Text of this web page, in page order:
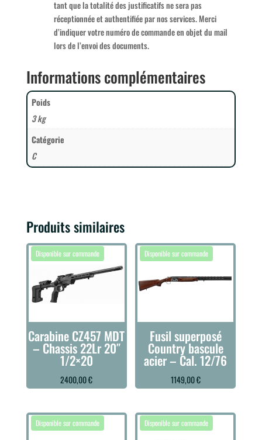
tant que la totalité des justificatifs ne sera pas
réceptionnée et authentifiée par nos services. Merci
d’indiquer votre numéro de commande en objet du mail
lors de l’envoi des documents.
Informations complémentaires
Poids
3 kg
Catégorie
C
Produits similaires
Carabine CZ457 MDT
– Chassis 22Lr 20″
1/2×20
2400,00€
Fusil superposé
Country bascule
acier – Cal. 12/76
1149,00€